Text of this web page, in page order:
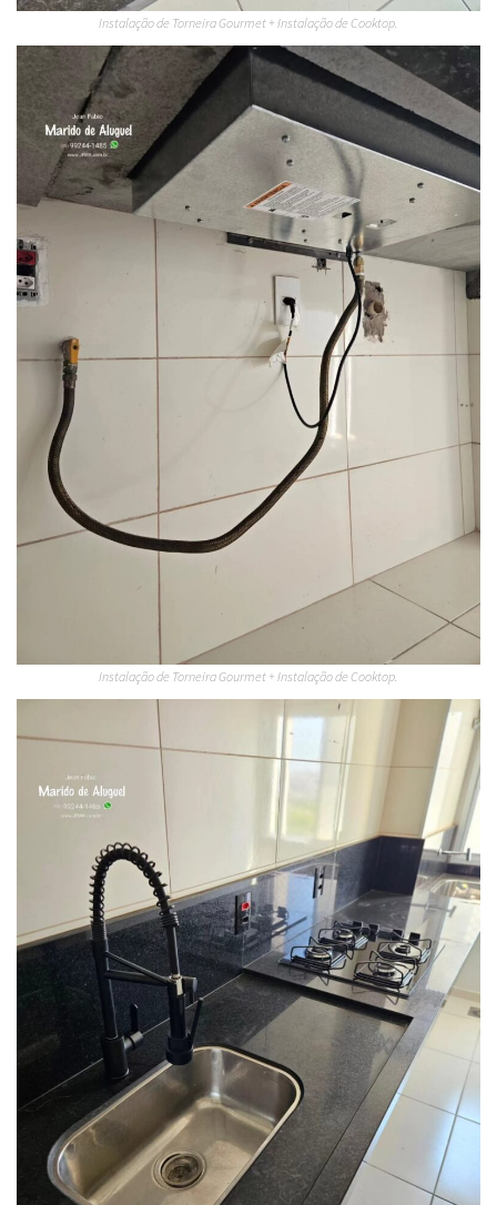
Instalação de Torneira Gourmet + Instalação de Cooktop.
Instalação de Torneira Gourmet + Instalação de Cooktop.